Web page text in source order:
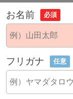
お名前 必須
フリガナ 任意